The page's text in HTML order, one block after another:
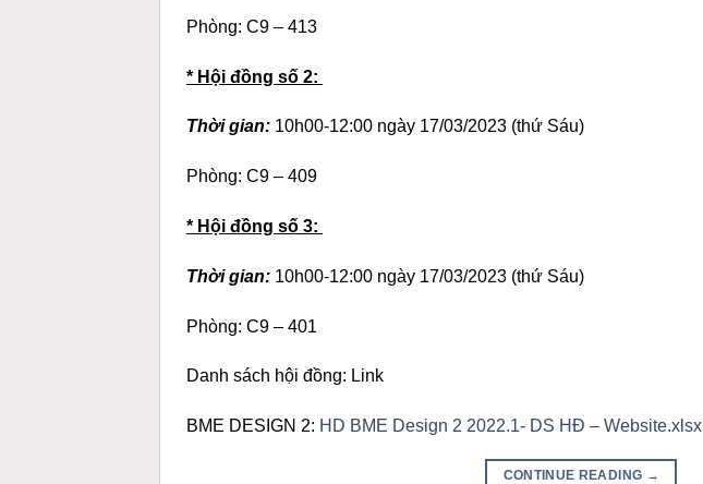
Phòng: C9 – 413
* Hội đồng số 2:
Thời gian: 10h00-12:00 ngày 17/03/2023 (thứ Sáu)
Phòng: C9 – 409
* Hội đồng số 3:
Thời gian: 10h00-12:00 ngày 17/03/2023 (thứ Sáu)
Phòng: C9 – 401
Danh sách hội đồng: Link
BME DESIGN 2: HD BME Design 2 2022.1- DS HĐ – Website.xlsx
CONTINUE READING →